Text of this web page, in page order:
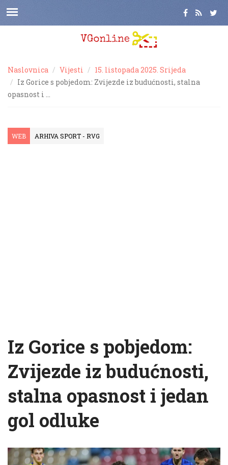
Naslovnica Vijesti
15. listopada 2025. Srijeda
Iz Gorice s pobjedom: Zvijezde iz budućnosti, stalna
opasnost i …
WEB ARHIVA SPORT - RVG
Iz Gorice s pobjedom:
Zvijezde iz budućnosti,
stalna opasnost i jedan
gol odluke